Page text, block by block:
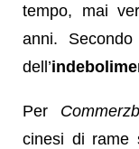
tempo, mai
anni.
dell’
Per
cinesi di rame